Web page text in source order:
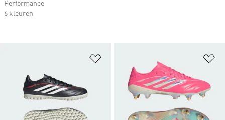
Performance
6 kleuren